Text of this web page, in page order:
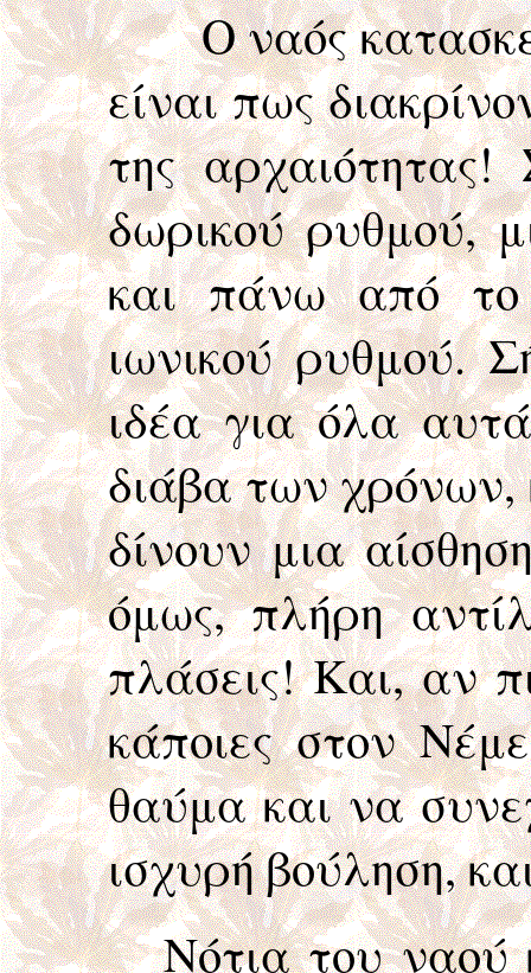
Ο ναός
είναι πως
της αρχαιότητας!
δωρικού ρυθμού,
και πάνω από το
ιωνικού ρυθμού.
ιδέα για όλα
διάβα των χρόνων,
δίνουν μια
όμως, πλήρη
πλάσεις! Και, αν
κάποιες στον
θαύμα και να
ισχυρή βούληση,
Νότια του ναού